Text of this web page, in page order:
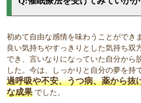
初めて自由な感情を味わうことができ
良い気持ちやすっきりとした気持ち双
でき、言いなりになっていた自分から
した。今は、しっかりと自分の夢を持
過呼吸や不安、うつ病、薬から抜
な成果 でした。